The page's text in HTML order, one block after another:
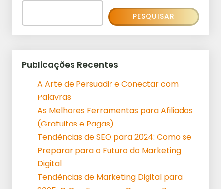
PESQUISAR
Publicações Recentes
A Arte de Persuadir e Conectar com
Palavras
As Melhores Ferramentas para Afiliados
(Gratuitas e Pagas)
Tendências de SEO para 2024: Como se
Preparar para o Futuro do Marketing
Digital
Tendências de Marketing Digital para